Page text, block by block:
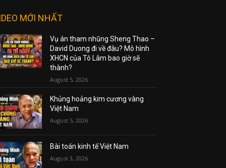
MỚI NHẤT
Vụ án tham nhũng Sheng Thao –
David Duong đi về đâu? Mô hình
XHCN của Tô Lâm bao giờ sẽ
thành?
August 5, 2026
Khủng hoảng kim cương vàng
Việt Nam
August 5, 2026
Bài toán kinh tế Việt Nam
August 3, 2026